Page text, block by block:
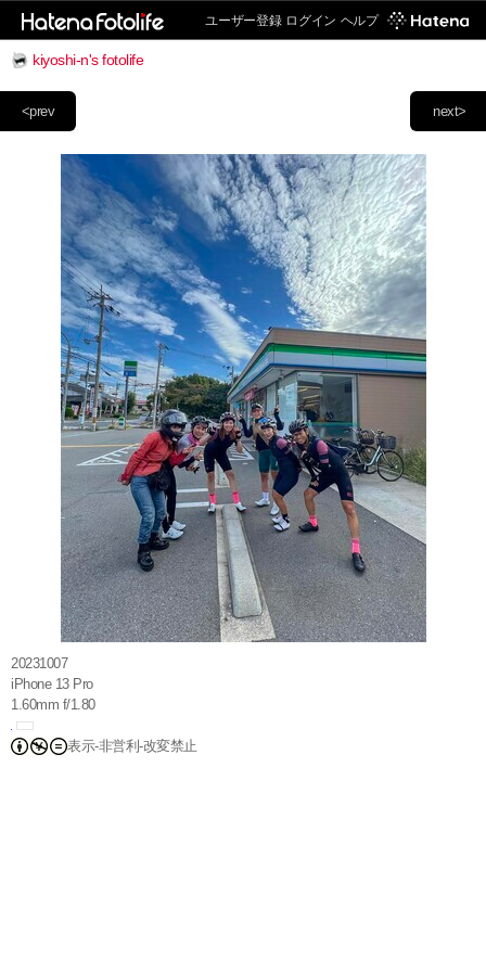
ユーザー登録 ログイン ヘルプ
kiyoshi-n's fotolife
next>
<prev
20231007
iPhone 13 Pro
1.60mm f/1.80
表示-非営利-改変禁止